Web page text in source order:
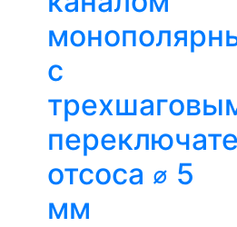
с
отсоса ⌀ 5
мм